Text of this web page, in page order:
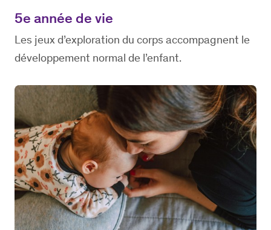
5e année de vie
Les jeux d’exploration du corps accompagnent le
développement normal de l’enfant.